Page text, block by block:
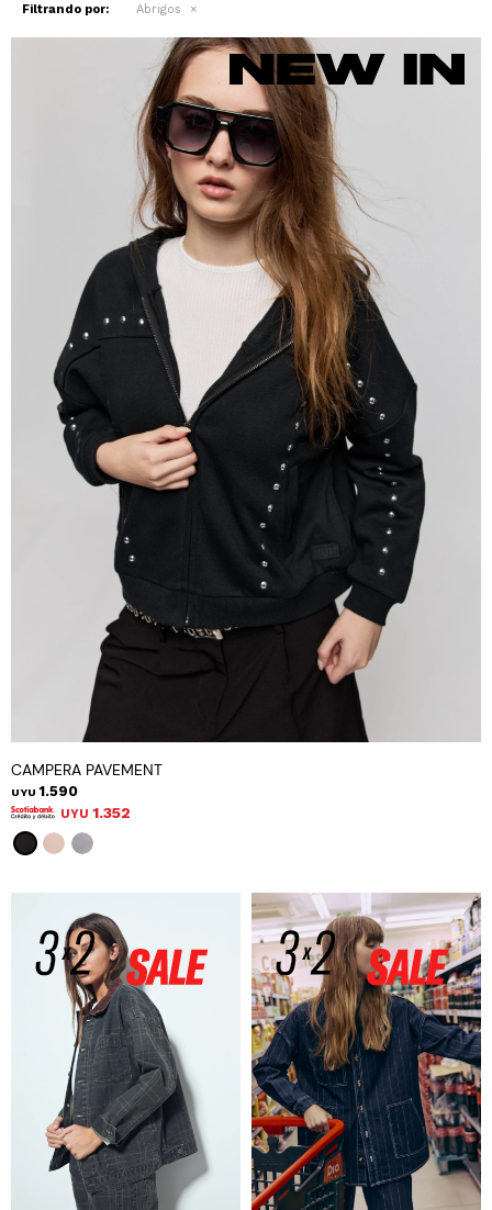
Filtrando por: Abrigos
CAMPERA PAVEMENT
UYU 1.590
UYU 1.352